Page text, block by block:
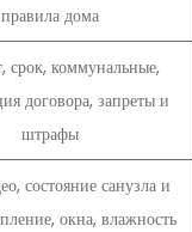
правила дома
срок, коммунальные,
договора, запреты и
штрафы
состояние санузла и
окна, влажность